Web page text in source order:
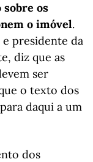
sobre os
o imóvel.
presidente da
diz que as
ser
o texto dos
daqui a um
dos